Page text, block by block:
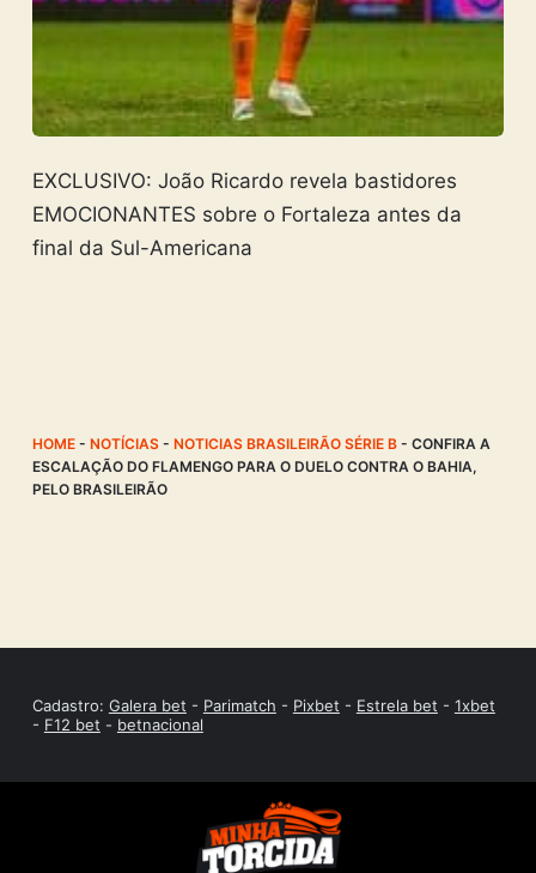
EXCLUSIVO: João Ricardo revela bastidores
EMOCIONANTES sobre o Fortaleza antes da
final da Sul-Americana
HOME- NOTÍCIAS- NOTICIAS BRASILEIRÃO SÉRIE B- CONFIRA A
ESCALAÇÃO DO FLAMENGO PARA O DUELO CONTRA O BAHIA,
PELO BRASILEIRÃO
Cadastro: Galera bet - Parimatch - Pixbet - Estrela bet - 1xbet
- F12 bet - betnacional